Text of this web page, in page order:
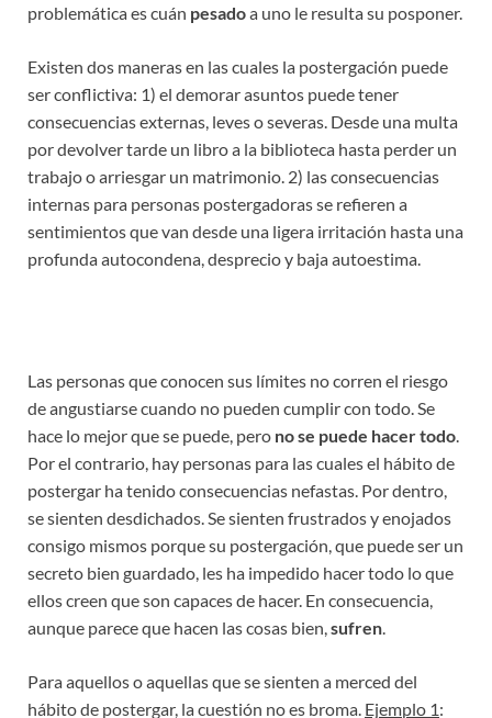
problemática es cuán pesadoa uno le resulta su posponer.
Existen dos maneras en las cuales la postergación puede
ser conflictiva: 1) el demorar asuntos puede tener
consecuencias externas, leves o severas. Desde una multa
por devolver tarde un libro a la biblioteca hasta perder un
trabajo o arriesgar un matrimonio. 2) las consecuencias
internas para personas postergadoras se refieren a
sentimientos que van desde una ligera irritación hasta una
profunda autocondena, desprecio y baja autoestima.
Las personas que conocen sus límites no corren el riesgo
de angustiarse cuando no pueden cumplir con todo. Se
hace lo mejor que se puede, pero no se puede hacer todo.
Por el contrario, hay personas para las cuales el hábito de
postergar ha tenido consecuencias nefastas. Por dentro,
se sienten desdichados. Se sienten frustrados y enojados
consigo mismos porque su postergación, que puede ser un
secreto bien guardado, les ha impedido hacer todo lo que
ellos creen que son capaces de hacer. En consecuencia,
aunque parece que hacen las cosas bien,sufren.
Para aquellos o aquellas que se sienten a merced del
hábito de postergar, la cuestión no es broma. Ejemplo 1: